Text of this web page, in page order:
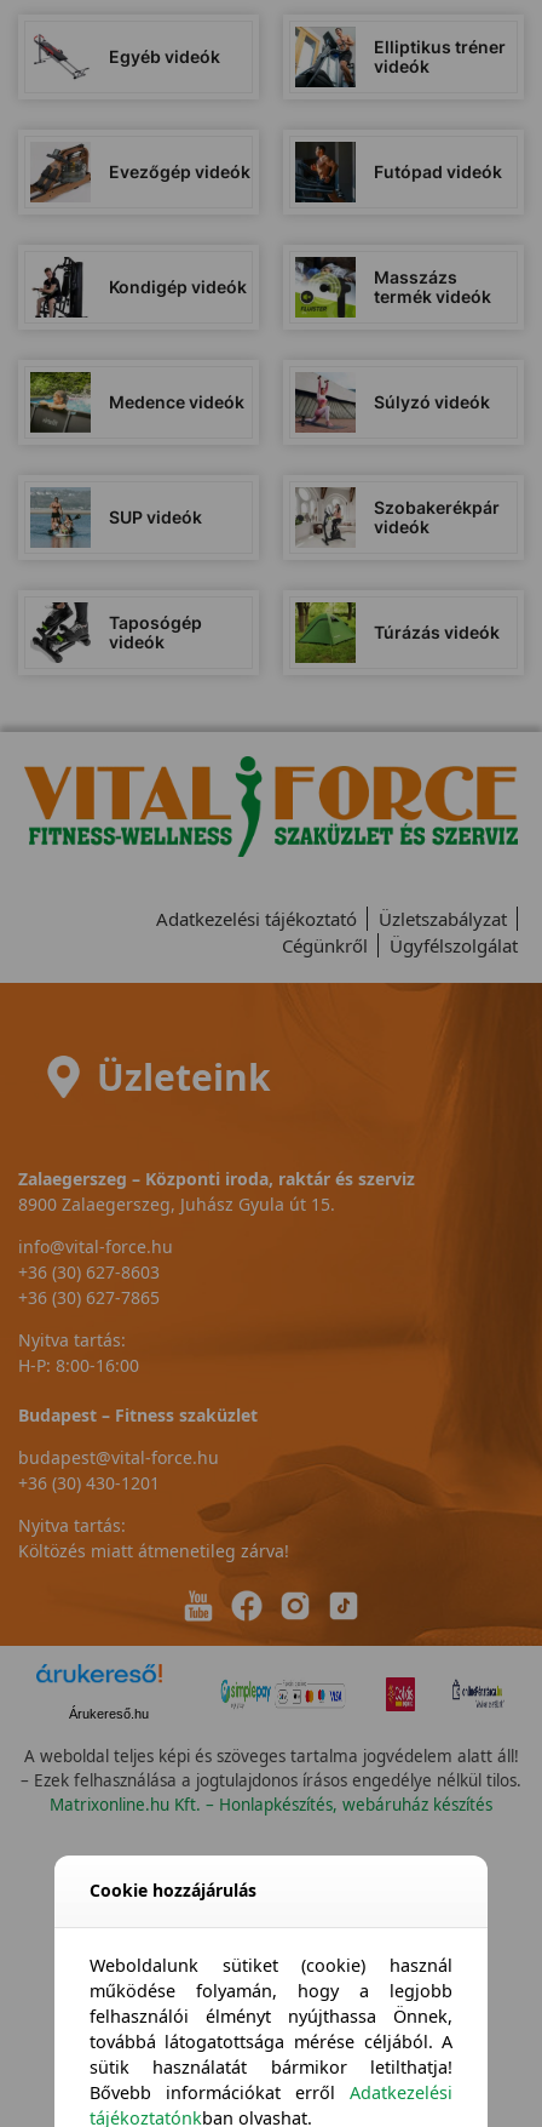
Egyéb videók
Elliptikus tréner
videók
Evezőgép videók Futópad videók
Kondigép videók
Masszázs
termék videók
Medence videók Súlyzó videók
SUP videók
Szobakerékpár
videók
Taposógép
videók
Túrázás videók
Adatkezelési tájékoztató
Üzletszabályzat
Cégünkről
Ügyfélszolgálat
Üzleteink
Zalaegerszeg – Központi iroda, raktár és szerviz
8900 Zalaegerszeg, Juhász Gyula út 15.
info@vital-force.hu
+36 (30) 627-8603
+36 (30) 627-7865
Nyitva tartás:
H-P: 8:00-16:00
Budapest – Fitness szaküzlet
budapest@vital-force.hu
+36 (30) 430-1201
Nyitva tartás:
Költözés miatt átmenetileg zárva!
Árukereső.hu
A weboldal teljes képi és szöveges tartalma jogvédelem alatt áll!
– Ezek felhasználása a jogtulajdonos írásos engedélye nélkül tilos.
Matrixonline.hu Kft. – Honlapkészítés, webáruház készítés
Cookie hozzájárulás
Weboldalunk sütiket (cookie) használ
működése folyamán, hogy a legjobb
felhasználói élményt nyújthassa Önnek,
továbbá látogatottsága mérése céljából. A
sütik használatát bármikor letilthatja!
Bővebb információkat errőlAdatkezelési
tájékoztatónkban olvashat.